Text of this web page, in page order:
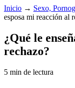
Inicio → Sexo,
esposa mi reacción al
¿Qué le
rechazo?
5 min de lectura